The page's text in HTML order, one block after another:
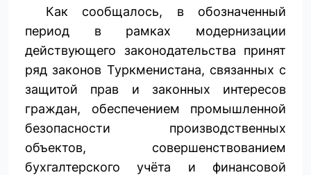
Как сообщалось, в обозначенный
период в рамках модернизации
действующего законодательства принят
ряд законов Туркменистана, связанных с
защитой прав и законных интересов
граждан, обеспечением промышленной
безопасности производственных
объектов, совершенствованием
бухгалтерского учёта и финансовой